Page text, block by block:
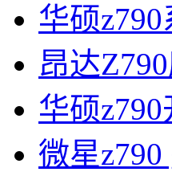
华硕
昂达
华硕
微星